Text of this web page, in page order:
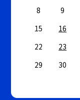
8
9
15
16
22
23
29
30